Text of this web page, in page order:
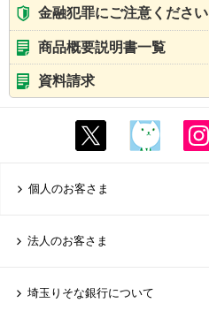
金融犯罪にご注意ください
商品概要説明書一覧
資料請求
個人のお客さま
法人のお客さま
埼玉りそな銀行について